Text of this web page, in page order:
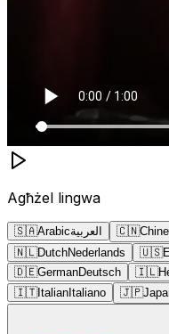
Agħżel lingwa
🇸🇦Arabicالعربية 🇨🇳
🇳🇱DutchNederlands 🇺🇸
🇩🇪GermanDeutsch 🇮🇱
🇮🇹Italian Italiano 🇯🇵